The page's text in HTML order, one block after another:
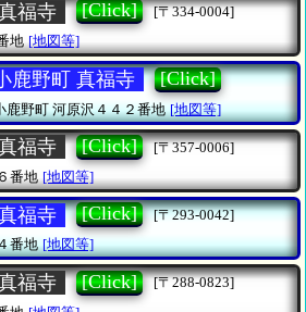
福寺 [Click]
[〒334-0004]
地 [地図等]
鹿野町 真福寺 [Click]
鹿野町河原沢４４２番地 [地図等]
福寺 [Click]
[〒357-0006]
番地 [地図等]
福寺 [Click]
[〒293-0042]
番地 [地図等]
福寺 [Click]
[〒288-0823]